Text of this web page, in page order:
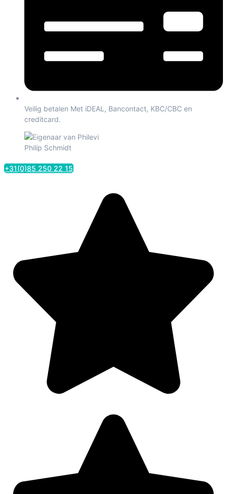
Veilig betalen Met iDEAL, Bancontact, KBC/CBC en
creditcard.
Philip Schmidt
+31(0)85 250 22 15